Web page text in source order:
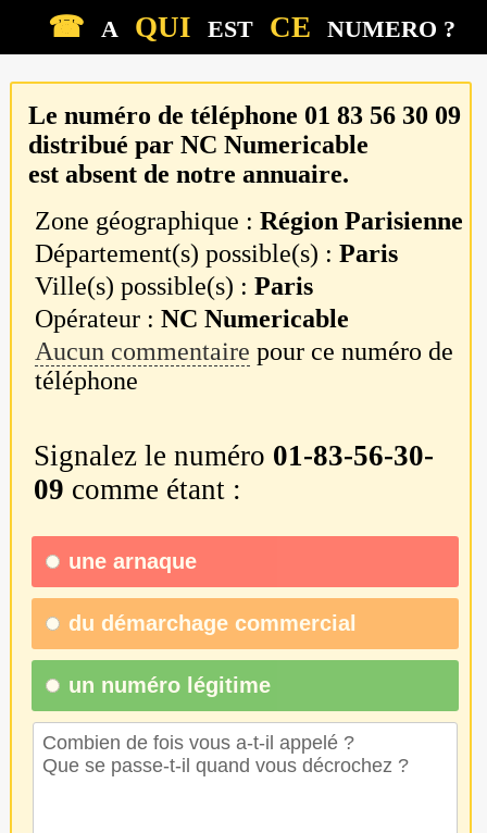
☎ A QUI EST CE NUMERO ?
Le numéro de téléphone 01 83 56 30 09
distribué par NC Numericable
est absent de notre annuaire.
Zone géographique :Région Parisienne
Département(s) possible(s) :Paris
Ville(s) possible(s) :Paris
Opérateur :NC Numericable
Aucun commentaire pour ce numéro de
téléphone
Signalez le numéro 01-83-56-30-
09 comme étant :
une arnaque
du démarchage commercial
un numéro légitime